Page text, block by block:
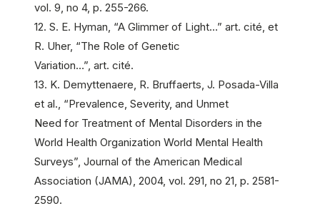
vol. 9, no 4, p. 255-266.
12. S. E. Hyman, “A Glimmer of Light…” art. cité, et
R. Uher, “The Role of Genetic
Variation…”, art. cité.
13. K. Demyttenaere, R. Bruffaerts, J. Posada-Villa
et al., “Prevalence, Severity, and Unmet
Need for Treatment of Mental Disorders in the
World Health Organization World Mental Health
Surveys”, Journal of the American Medical
Association (JAMA), 2004, vol. 291, no 21, p. 2581-
2590.